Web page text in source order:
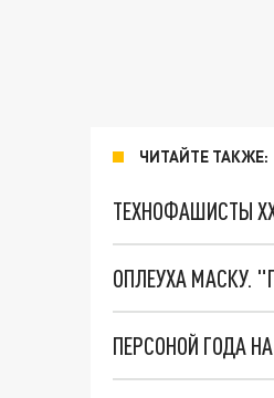
ЧИТАЙТЕ ТАКЖЕ:
ТЕХНОФАШИСТЫ
ОПЛЕУХА МАСКУ.
ПЕРСОНОЙ ГОДА